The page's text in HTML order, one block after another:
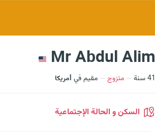
Mr Abdul Alim
41 سنة متزوج مقيم في أمريكا
السكن و الحالة الإجتماعية